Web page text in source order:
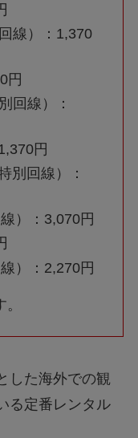
線）：1,370
円
回線）：
円
別回線）：
）：3,070円
）：2,270円
した海外での観
る定番レンタル